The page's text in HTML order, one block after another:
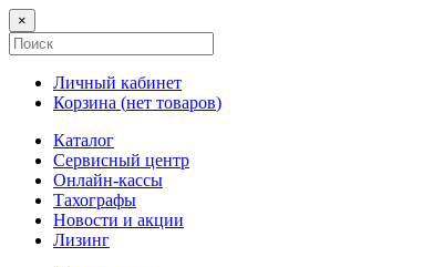
×
Личный кабинет
Корзина (нет товаров)
Каталог
Сервисный центр
Онлайн-кассы
Тахографы
Новости и акции
Лизинг